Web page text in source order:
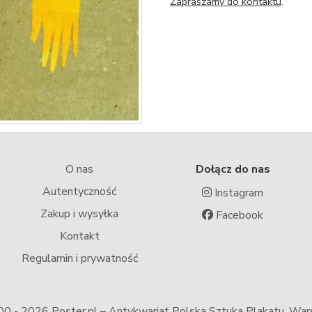
O nas
Autentyczność
Zakup i wysyłka
Kontakt
Regulamin i prywatność
Dołącz do nas
Instagram
Facebook